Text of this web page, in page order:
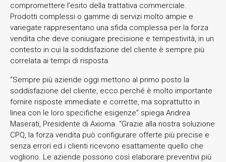
compromettere l’esito della trattativa commerciale.
Prodotti complessi o gamme di servizi molto ampie e
variegate rappresentano una sfida complessa per la forza
vendita che deve coniugare precisione e tempestività, in un
contesto in cui la soddisfazione del cliente è sempre più
correlata ai tempi di risposta.
“Sempre più aziende oggi mettono al primo posto la
soddisfazione del cliente, ecco perché è molto importante
fornire risposte immediate e corrette, ma soprattutto in
linea con le loro specifiche esigenze” spiega Andrea
Maserati, Presidente di Axioma. “Grazie alla nostra soluzione
CPQ, la forza vendita può configurare offerte più precise e
senza errori ed i clienti ricevono esattamente quello che
vogliono. Le aziende possono così elaborare preventivi più